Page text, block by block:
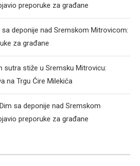
preporuke za građane
sa deponije nad Sremskom Mitrovicom:
za građane
sutra stiže u Sremsku Mitrovicu:
na Trgu Ćire Milekića
Dim sa deponije nad Sremskom
preporuke za građane